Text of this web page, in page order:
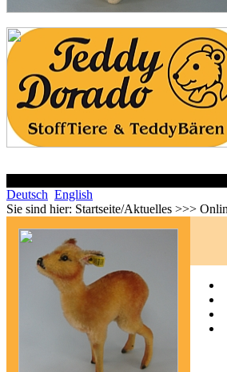
Deutsch English
Sie sind hier: Startseite/Aktuelles >>>